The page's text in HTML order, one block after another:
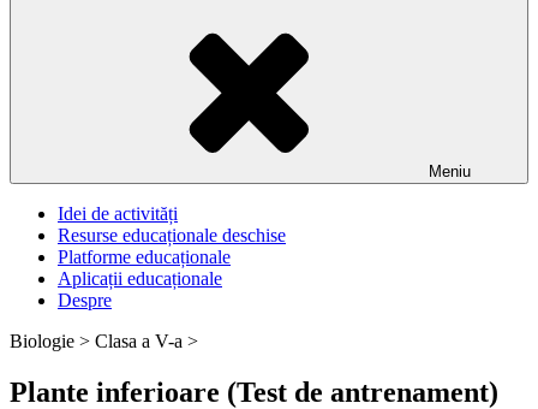
Meniu
Idei de activități
Resurse educaționale deschise
Platforme educaționale
Aplicații educaționale
Despre
Biologie > Clasa a V-a >
Plante inferioare (Test de antrenament)